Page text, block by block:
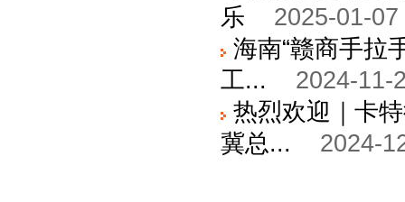
乐
2025-01-
海南“赣商手拉
工...
2024-11-
热烈欢迎｜卡
冀总...
2024-